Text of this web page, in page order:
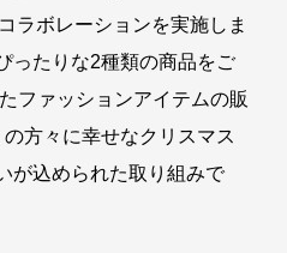
ラボレーションを実施しま
ったりな2種類の商品をご
ファッションアイテムの販
方々に幸せなクリスマス
が込められた取り組みで